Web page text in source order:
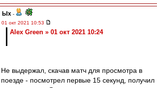
Ых -
01 окт 2021 10:53
Alex Green » 01 окт 2021 10:24
Не выдержал, скачав матч для просмотра в
поезде - посмотрел первые 15 секунд, получил